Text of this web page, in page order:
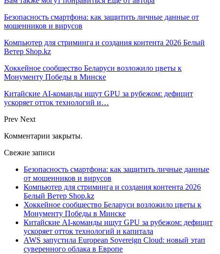
Безопасность смартфона: как защитить личные данные от
мошенников и вирусов
Компьютер для стриминга и создания контента 2026 Белый
Ветер Shop.kz
Хоккейное сообщество Беларуси возложило цветы к
Монументу Победы в Минске
Китайские AI-команды ищут GPU за рубежом: дефицит
ускоряет отток технологий и…
Prev Next
Комментарии закрыты.
Свежие записи
Безопасность смартфона: как защитить личные данные
от мошенников и вирусов
Компьютер для стриминга и создания контента 2026
Белый Ветер Shop.kz
Хоккейное сообщество Беларуси возложило цветы к
Монументу Победы в Минске
Китайские AI-команды ищут GPU за рубежом: дефицит
ускоряет отток технологий и капитала
AWS запустила European Sovereign Cloud: новый этап
суверенного облака в Европе